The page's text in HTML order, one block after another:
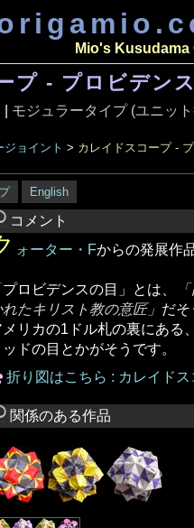
Mio's Kusudama
プ - プロビデン
モジュラータイプ (ユニッ
ョイント > カレイドスコープ -
English
コメント
ォーター・Fからの発展作品
プロビデンスの目」とは、
れたキリスト教の意匠
だそ
メリカの1ドル札の裏にある
ッドの目とかがそうです。
折り図はこちら : カレイドス
関係のある作品